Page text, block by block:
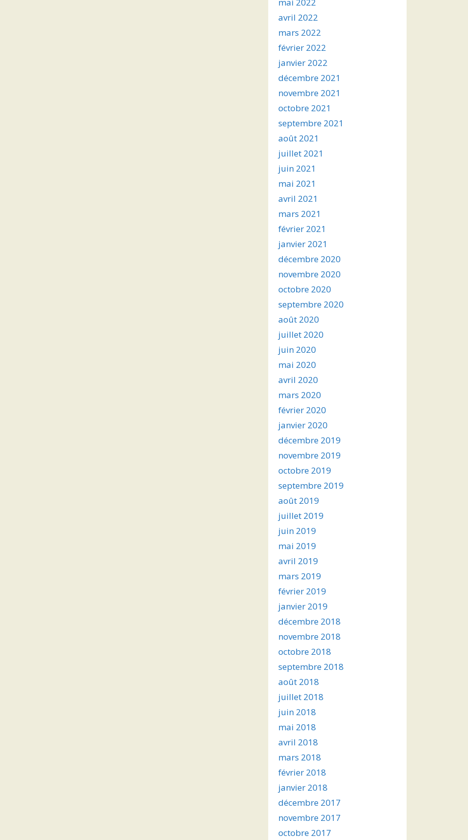
avril 2022
mars 2022
février 2022
janvier 2022
décembre 2021
novembre 2021
octobre 2021
septembre 2021
août 2021
juillet 2021
juin 2021
mai 2021
avril 2021
mars 2021
février 2021
janvier 2021
décembre 2020
novembre 2020
octobre 2020
septembre 2020
août 2020
juillet 2020
juin 2020
mai 2020
avril 2020
mars 2020
février 2020
janvier 2020
décembre 2019
novembre 2019
octobre 2019
septembre 2019
août 2019
juillet 2019
juin 2019
mai 2019
avril 2019
mars 2019
février 2019
janvier 2019
décembre 2018
novembre 2018
octobre 2018
septembre 2018
août 2018
juillet 2018
juin 2018
mai 2018
avril 2018
mars 2018
février 2018
janvier 2018
décembre 2017
novembre 2017
octobre 2017